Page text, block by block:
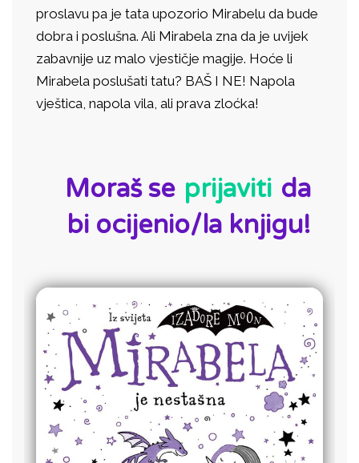
proslavu pa je tata upozorio Mirabelu da bude
dobra i poslušna. Ali Mirabela zna da je uvijek
zabavnije uz malo vjestičje magije. Hoće li
Mirabela poslušati tatu? BAŠ I NE! Napola
vještica, napola vila, ali prava zloćka!
Moraš se prijaviti da
bi ocijenio/la knjigu!